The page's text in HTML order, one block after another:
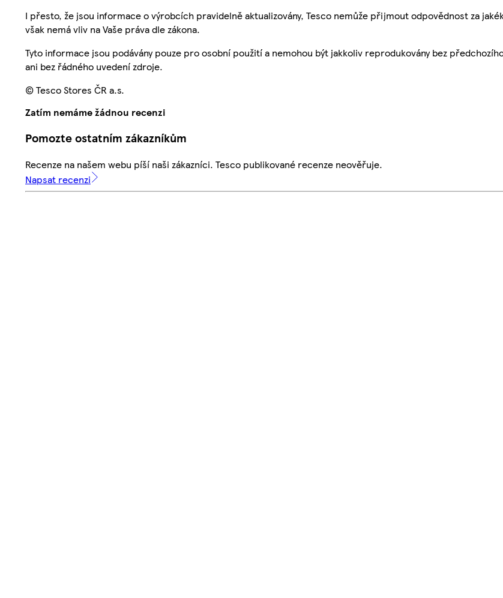
I přesto, že jsou informace o výrobcích pravidelně aktualizovány, Tesco nemůže přijmout odpovědnost za
však nemá vliv na Vaše práva dle zákona.
Tyto informace jsou podávány pouze pro osobní použití a nemohou být jakkoliv reprodukovány bez
ani bez řádného uvedení zdroje.
© Tesco Stores ČR a.s.
Zatím nemáme žádnou recenzi
Pomozte ostatním zákazníkům
Recenze na našem webu píší naši zákazníci. Tesco publikované recenze neověřuje.
Napsat recenzi